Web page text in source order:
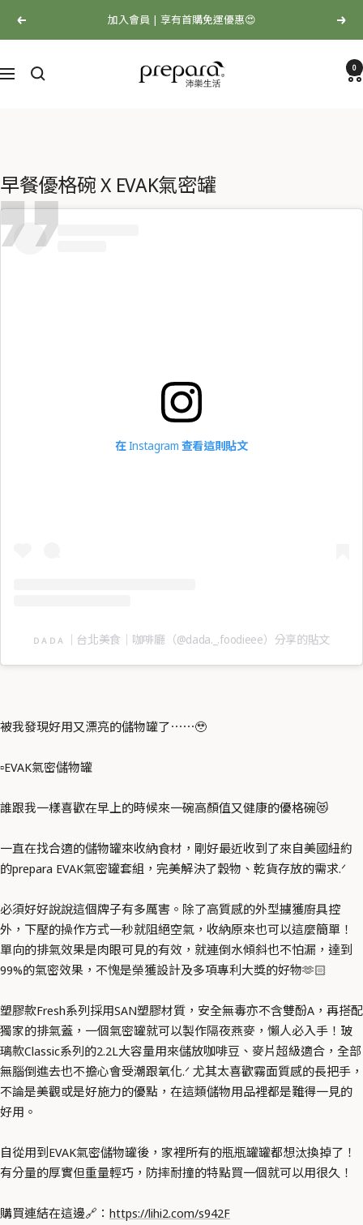
容
上
一
加入會員 | 享有首購免運優惠😍
下
一
個
選
沛
0
早餐優格碗 X EVAK氣密罐
在 Instagram 查看這則貼文
ᴅ ᴀ ᴅ ᴀ ｜台北美食｜咖啡廳（@dada._.foodieee）分享的貼文
被我發現好用又漂亮的儲物罐了⋯⋯🥹
▫️EVAK氣密儲物罐
誰跟我一樣喜歡在早上的時候來一碗高顏值又健康的優格碗😻
一直在找合適的儲物罐來收納食材，剛好最近收到了來自美國紐約
的prepara EVAK氣密罐套組，完美解決了穀物、乾貨存放的需求.ᐟ
必須好好說說這個牌子有多厲害。除了高質感的外型擄獲廚具控
外，下壓的操作方式一秒就阻絕空氣，收納原來也可以這麼簡單！
單向的排氣效果是肉眼可見的有效，就連倒水傾斜也不怕漏，達到
99%的氣密效果，不愧是榮獲設計及多項專利大獎的好物🫶🏻
塑膠款Fresh系列採用SAN塑膠材質，安全無毒亦不含雙酚A，再搭配
獨家的排氣蓋，一個氣密罐就可以製作隔夜燕麥，懶人必入手！玻
璃款Classic系列的2.2L大容量用來儲放咖啡豆、麥片超級適合，全部
無腦倒進去也不擔心會受潮跟氧化.ᐟ 尤其太喜歡霧面質感的長把手，
不論是美觀或是好施力的優點，在這類儲物用品裡都是難得一見的
好用。
自從用到EVAK氣密儲物罐後，家裡所有的瓶瓶罐罐都想汰換掉了！
有分量的厚實但重量輕巧，防摔耐撞的特點買一個就可以用很久！
購買連結在這邊🔗： https://lihi2.com/s942F